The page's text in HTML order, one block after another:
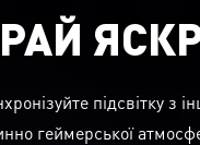
підсвітку
геймерської